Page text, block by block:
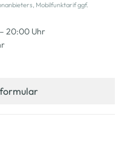
Mobilfunktarif ggf.
20:00 Uhr